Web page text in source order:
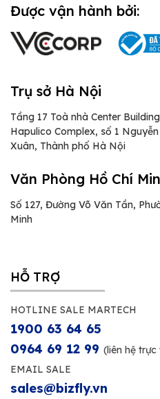
Được vận hành bởi:
Trụ sở Hà Nội
Tầng 17 Toà nhà Center Building
Hapulico Complex, số 1
Xuân, Thành phố Hà Nội
Văn Phòng Hồ Chí
Số 127, Đường Võ Văn Tần,
Minh
HỖ TRỢ
HOTLINE SALE MARTECH
1900 63 64 65
0964 69 12 99 (liên hệ trực
EMAIL SALE
sales@bizfly.vn